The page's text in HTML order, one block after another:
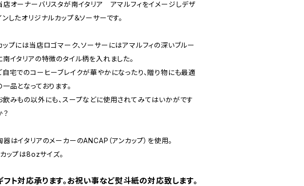
店オーナーバリスタが南イタリア アマルフィをイメージしデザ
ンしたオリジナルカップ＆ソーサーです。
ップには当店ロゴマーク、ソーサーにはアマルフィの深いブルー
南イタリアの特徴のタイル柄を入れました。
自宅でのコーヒーブレイクが華やかになったり、贈り物にも最適
一品となっております。
飲みもの以外にも、スープなどに使用されてみてはいかがです
？
器はイタリアのメーカーのANCAP（アンカップ）を使用。
カップは8ozサイズ。
フト対応承ります。お祝い事など熨斗紙の対応致します。